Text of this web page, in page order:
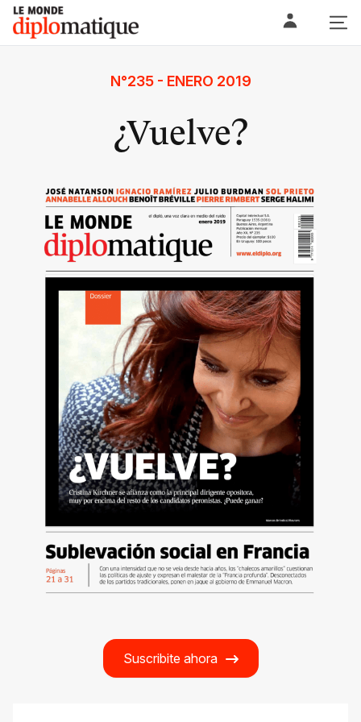
Skip
content
Le monde diplomatique
N°235 - ENERO 2019
¿Vuelve?
Suscribite ahora